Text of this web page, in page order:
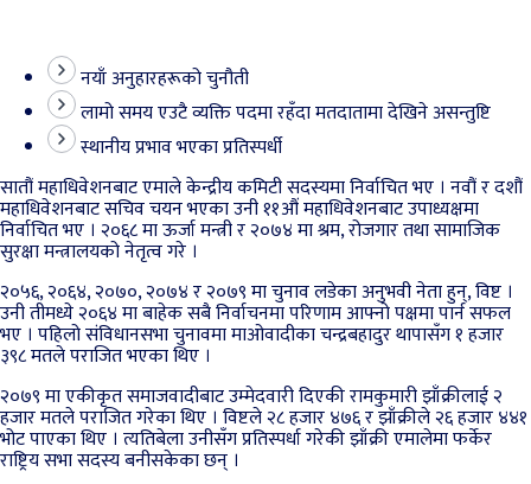
नयाँ अनुहारहरूको चुनौती
लामो समय एउटै व्यक्ति पदमा रहँदा मतदातामा देखिने असन्तुष्टि
स्थानीय प्रभाव भएका प्रतिस्पर्धी
सातौं महाधिवेशनबाट एमाले केन्द्रीय कमिटी सदस्यमा निर्वाचित भए । नवौं र दशौं
महाधिवेशनबाट सचिव चयन भएका उनी ११औं महाधिवेशनबाट उपाध्यक्षमा
निर्वाचित भए । २०६८ मा ऊर्जा मन्त्री र २०७४ मा श्रम, रोजगार तथा सामाजिक
सुरक्षा मन्त्रालयको नेतृत्व गरे ।
२०५६, २०६४, २०७०, २०७४ र २०७९ मा चुनाव लडेका अनुभवी नेता हुन्, विष्ट ।
उनी तीमध्ये २०६४ मा बाहेक सबै निर्वाचनमा परिणाम आफ्नो पक्षमा पार्न सफल
भए । पहिलो संविधानसभा चुनावमा माओवादीका चन्द्रबहादुर थापासँग १ हजार
३९८ मतले पराजित भएका थिए ।
२०७९ मा एकीकृत समाजवादीबाट उम्मेदवारी दिएकी रामकुमारी झाँक्रीलाई २
हजार मतले पराजित गरेका थिए । विष्टले २८ हजार ४७६ र झाँक्रीले २६ हजार ४४१
भोट पाएका थिए । त्यतिबेला उनीसँग प्रतिस्पर्धा गरेकी झाँक्री एमालेमा फर्केर
राष्ट्रिय सभा सदस्य बनीसकेका छन् ।